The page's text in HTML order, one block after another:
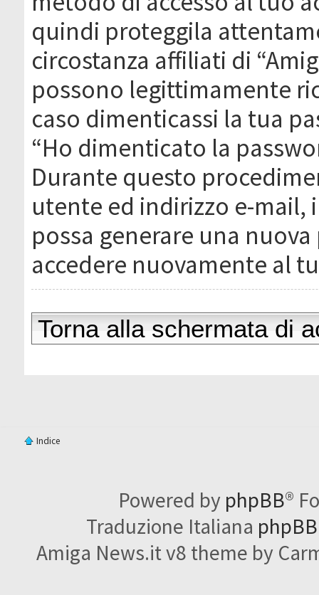
quindi proteggila
circostanza affiliati di
possono legittimamente
caso dimenticassi la tua
“Ho dimenticato la
Durante questo
utente ed indirizzo e-mail,
possa generare una
accedere nuovamente al
Torna alla schermata di
Indice
Powered by phpBB®
Traduzione Italiana
Amiga News.it v8 theme by